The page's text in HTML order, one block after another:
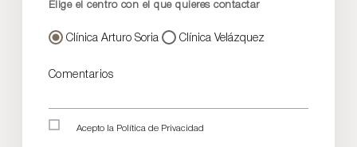
Elige el centro con el que quieres contactar
Clínica Arturo Soria Clínica Velázquez
Comentarios
Acepto la Política de Privacidad